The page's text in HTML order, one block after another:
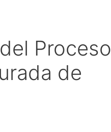
Proceso
de